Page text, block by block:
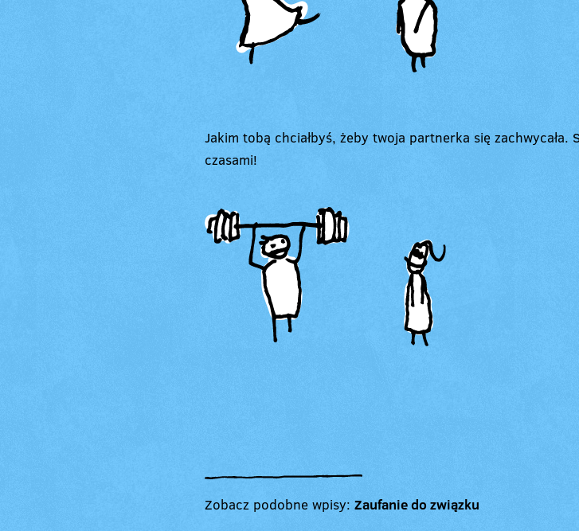
Jakim tobą chciałbyś, żeby twoja partnerka się zachwycała.
czasami!
Zobacz podobne wpisy: Zaufanie do związku